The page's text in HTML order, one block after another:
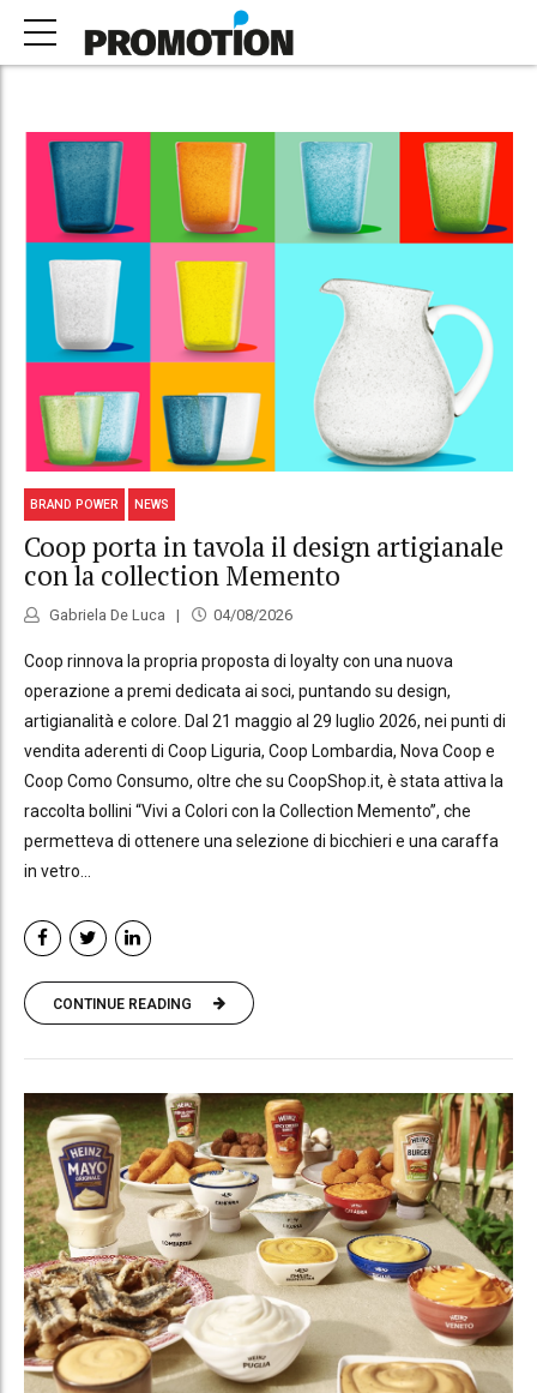
BRAND POWER NEWS
Coop porta in tavola il design artigianale
con la collection Memento
Gabriela De Luca 04/08/2026
Coop rinnova la propria proposta di loyalty con una nuova
operazione a premi dedicata ai soci, puntando su design,
artigianalità e colore. Dal 21 maggio al 29 luglio 2026, nei punti di
vendita aderenti di Coop Liguria, Coop Lombardia, Nova Coop e
Coop Como Consumo, oltre che su CoopShop.it, è stata attiva la
raccolta bollini “Vivi a Colori con la Collection Memento”, che
permetteva di ottenere una selezione di bicchieri e una caraffa
in vetro...
CONTINUE READING